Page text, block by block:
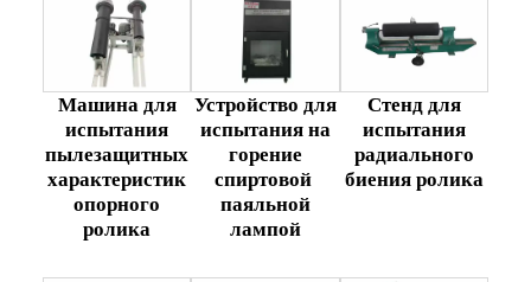
Машина для
испытания
пылезащитных
характеристик
опорного
ролика
Устройство для
испытания на
горение
спиртовой
паяльной
лампой
Стенд для
испытания
радиального
биения ролика